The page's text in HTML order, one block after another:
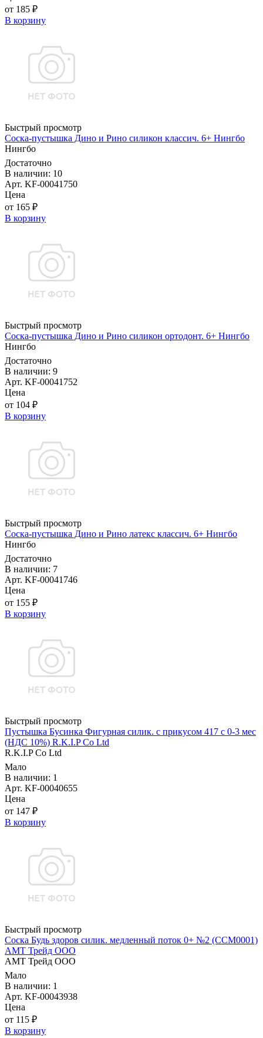
от 185 ₽
В корзину
Быстрый просмотр
Соска-пустышка Дино и Рино силикон классич. 6+ Нингбо
Нингбо
Достаточно
В наличии: 10
Арт. KF-00041750
Цена
от 165 ₽
В корзину
Быстрый просмотр
Соска-пустышка Дино и Рино силикон ортодонт. 6+ Нингбо
Нингбо
Достаточно
В наличии: 9
Арт. KF-00041752
Цена
от 104 ₽
В корзину
Быстрый просмотр
Соска-пустышка Дино и Рино латекс классич. 6+ Нингбо
Нингбо
Достаточно
В наличии: 7
Арт. KF-00041746
Цена
от 155 ₽
В корзину
Быстрый просмотр
Пустышка Бусинка Фигурная силик. с прикусом 417 с 0-3 мес
(НДС 10%) R.K.I.P Co Ltd
R.K.I.P Co Ltd
Мало
В наличии: 1
Арт. KF-00040655
Цена
от 147 ₽
В корзину
Быстрый просмотр
Соска Будь здоров силик. медленный поток 0+ №2 (ССМ0001)
АМТ Трейд ООО
АМТ Трейд ООО
Мало
В наличии: 1
Арт. KF-00043938
Цена
от 115 ₽
В корзину